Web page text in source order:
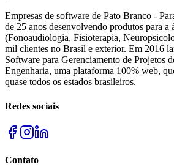
Empresas de software de Pato Branco -
de 25 anos desenvolvendo produtos para a
(Fonoaudiologia, Fisioterapia,
mil clientes no Brasil e exterior. Em 2016
Software para Gerenciamento de Projetos
Engenharia, uma plataforma 100% web,
quase todos os estados brasileiros.
Redes sociais
Contato